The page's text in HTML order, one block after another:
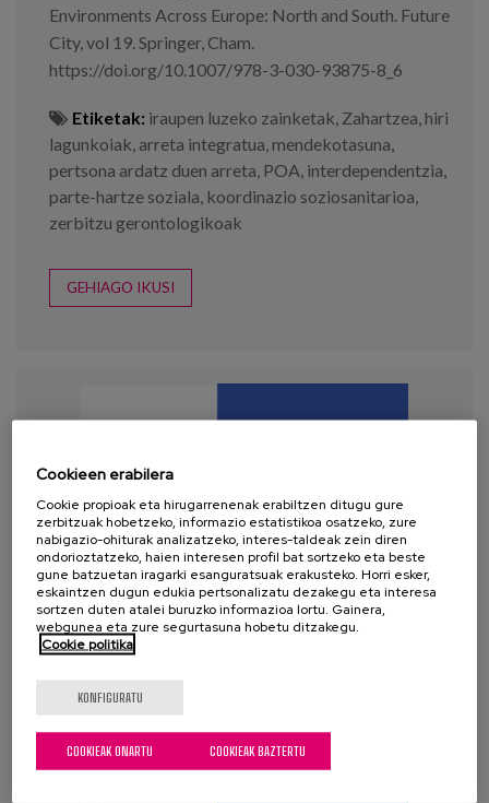
Environments Across Europe: North and South. Future
City, vol 19. Springer, Cham.
https://doi.org/10.1007/978-3-030-93875-8_6
Etiketak: iraupen luzeko zainketak, Zahartzea,hiri
lagunkoiak, arreta integratua,mendekotasuna,
pertsona ardatz duen arreta, POA, interdependentzia,
parte-hartze soziala, koordinazio soziosanitarioa,
zerbitzu gerontologikoak
GEHIAGO IKUSI
Cookieen erabilera
Cookie propioak eta hirugarrenenak erabiltzen ditugu gure
zerbitzuak hobetzeko, informazio estatistikoa osatzeko, zure
nabigazio-ohiturak analizatzeko, interes-taldeak zein diren
ondorioztatzeko, haien interesen profil bat sortzeko eta beste
gune batzuetan iragarki esanguratsuak erakusteko. Horri esker,
eskaintzen dugun edukia pertsonalizatu dezakegu eta interesa
sortzen duten atalei buruzko informazioa lortu. Gainera,
webgunea eta zure segurtasuna hobetu ditzakegu.
Cookie politika
KONFIGURATU
COOKIEAK BAZTERTU
COOKIEAK ONARTU